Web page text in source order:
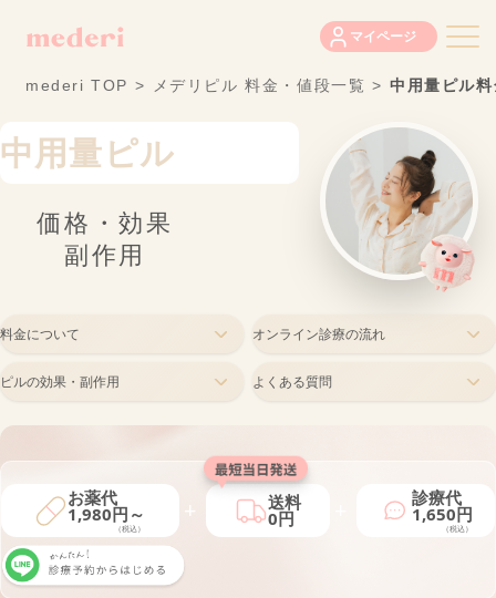
マイページ
mederi TOP > メデリピル 料金・値段一覧 > 中用量ピル
中用量ピル
価格・効果
副作用
料金について オンライン診療の流れ
ピルの効果・副作用 よくある質問
お薬代
1,980円～
（税込）
送料
0円
診療代
1,650円
（税込）